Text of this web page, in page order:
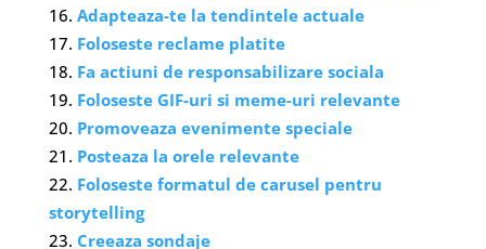
Adapteaza-te la tendintele actuale
Foloseste reclame platite
Fa actiuni de responsabilizare sociala
Foloseste GIF-uri si meme-uri relevante
Promoveaza evenimente speciale
Posteaza la orele relevante
Foloseste formatul de carusel pentru
storytelling
Creeaza sondaje